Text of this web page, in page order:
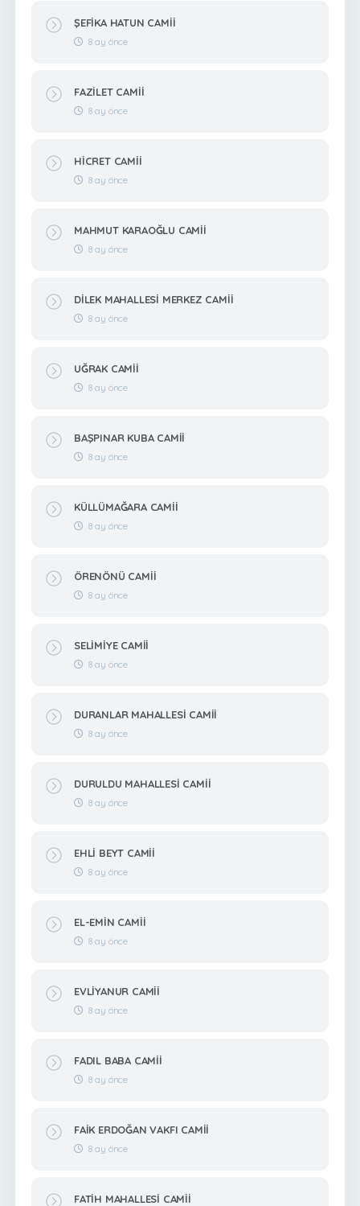
ŞEFİKA HATUN CAMİİ
8 ay önce
FAZİLET CAMİİ
8 ay önce
HİCRET CAMİİ
8 ay önce
MAHMUT KARAOĞLU CAMİİ
8 ay önce
DİLEK MAHALLESİ MERKEZ CAMİİ
8 ay önce
UĞRAK CAMİİ
8 ay önce
BAŞPINAR KUBA CAMİİ
8 ay önce
KÜLLÜMAĞARA CAMİİ
8 ay önce
ÖRENÖNÜ CAMİİ
8 ay önce
SELİMİYE CAMİİ
8 ay önce
DURANLAR MAHALLESİ CAMİİ
8 ay önce
DURULDU MAHALLESİ CAMİİ
8 ay önce
EHLİ BEYT CAMİİ
8 ay önce
EL-EMİN CAMİİ
8 ay önce
EVLİYANUR CAMİİ
8 ay önce
FADIL BABA CAMİİ
8 ay önce
FAİK ERDOĞAN VAKFI CAMİİ
8 ay önce
FATİH MAHALLESİ CAMİİ